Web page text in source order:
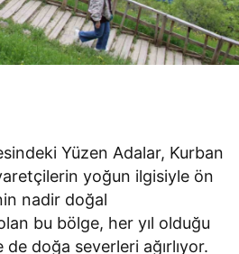
Yüzen Adalar, Kurban
yoğun ilgisiyle ön
nadir doğal
bu bölge, her yıl olduğu
doğa severleri ağırlıyor.